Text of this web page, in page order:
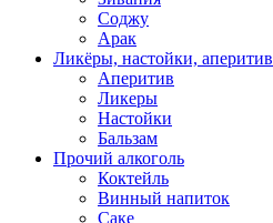
Соджу
Арак
Ликёры, настойки,
Аперитив
Ликеры
Настойки
Бальзам
Прочий алкоголь
Коктейль
Винный напиток
Саке